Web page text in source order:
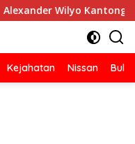
Kantongi SK Ketua
Kejahatan Nissan